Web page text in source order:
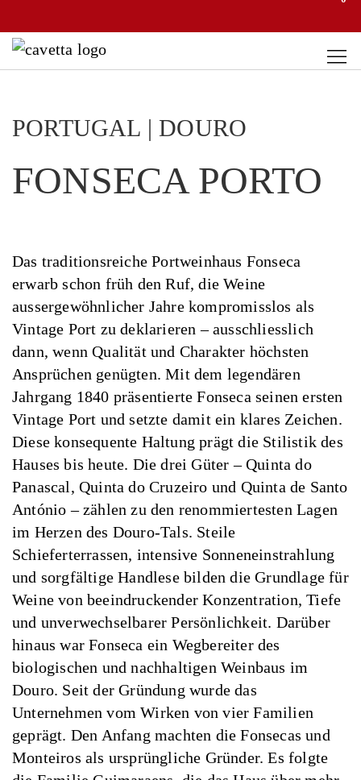
PORTUGAL | DOURO
FONSECA PORTO
Das traditionsreiche Portweinhaus Fonseca
erwarb schon früh den Ruf, die Weine
aussergewöhnlicher Jahre kompromisslos als
Vintage Port zu deklarieren – ausschliesslich
dann, wenn Qualität und Charakter höchsten
Ansprüchen genügten. Mit dem legendären
Jahrgang 1840 präsentierte Fonseca seinen ersten
Vintage Port und setzte damit ein klares Zeichen.
Diese konsequente Haltung prägt die Stilistik des
Hauses bis heute. Die drei Güter – Quinta do
Panascal, Quinta do Cruzeiro und Quinta de Santo
António – zählen zu den renommiertesten Lagen
im Herzen des Douro-Tals. Steile
Schieferterrassen, intensive Sonneneinstrahlung
und sorgfältige Handlese bilden die Grundlage für
Weine von beeindruckender Konzentration, Tiefe
und unverwechselbarer Persönlichkeit. Darüber
hinaus war Fonseca ein Wegbereiter des
biologischen und nachhaltigen Weinbaus im
Douro. Seit der Gründung wurde das
Unternehmen vom Wirken von vier Familien
geprägt. Den Anfang machten die Fonsecas und
Monteiros als ursprüngliche Gründer. Es folgte